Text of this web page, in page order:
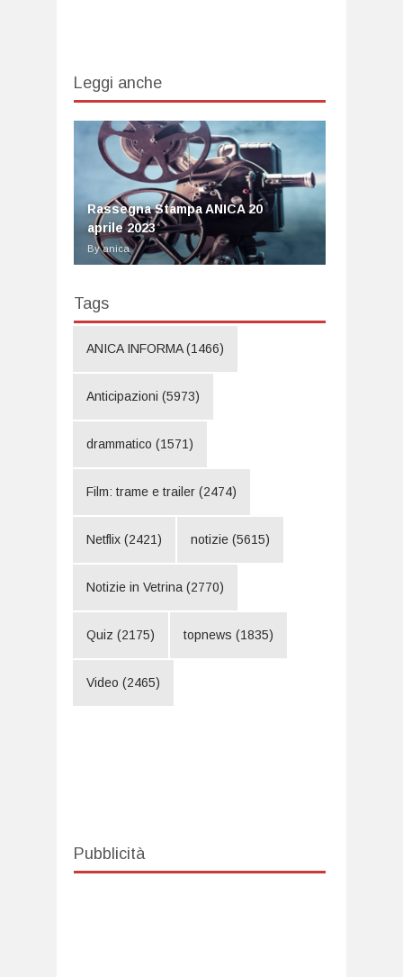
Leggi anche
Rassegna Stampa ANICA 20
aprile 2023
By anica
Tags
ANICA INFORMA(1466)
Anticipazioni (5973)
drammatico (1571)
Film: trame e trailer (2474)
Netflix (2421) notizie (5615)
Notizie in Vetrina (2770)
Quiz (2175) topnews (1835)
Video (2465)
Pubblicità